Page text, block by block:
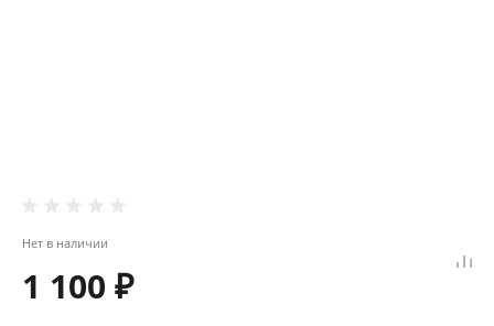
Нет в наличии
1 100 ₽